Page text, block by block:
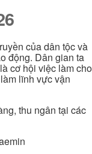
của dân tộc và
động. Dân gian ta
cơ hội việc làm cho
lĩnh vực vận
thu ngân tại các